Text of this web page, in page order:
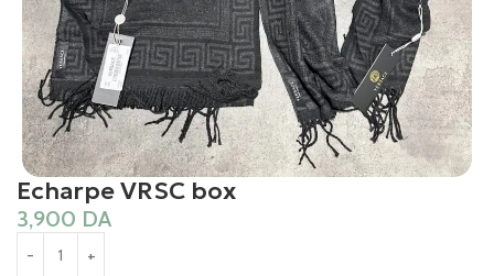
Echarpe VRSC box
3,900 DA